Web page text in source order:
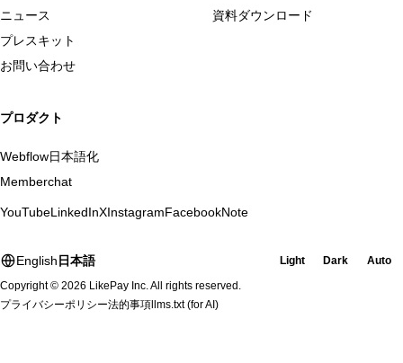
ニュース
プレスキット
お問い合わせ
資料ダウンロード
プロダクト
Webflow日本語化
Memberchat
YouTubeLinkedInXInstagramFacebookNote
English 日本語 Light Dark
Auto
Copyright © 2026 LikePay Inc. All rights reserved.
プライバシーポリシー法的事項llms.txt(for AI)